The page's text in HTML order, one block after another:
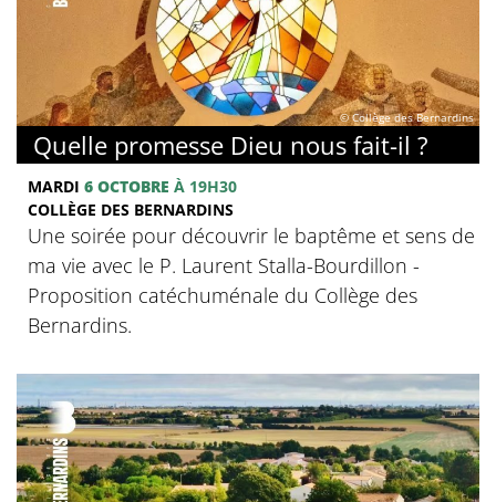
© Collège des Bernardins
Quelle promesse Dieu nous fait-il ?
MARDI 6 OCTOBRE À 19H30
COLLÈGE DES BERNARDINS
Une soirée pour découvrir le baptême et sens de
ma vie avec le P. Laurent Stalla-Bourdillon -
Proposition catéchuménale du Collège des
Bernardins.